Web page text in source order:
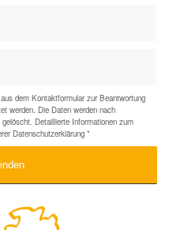
dem Kontaktformular zur Beantwortung
werden. Die Daten werden nach
Detaillierte Informationen zum
Datenschutzerklärung *